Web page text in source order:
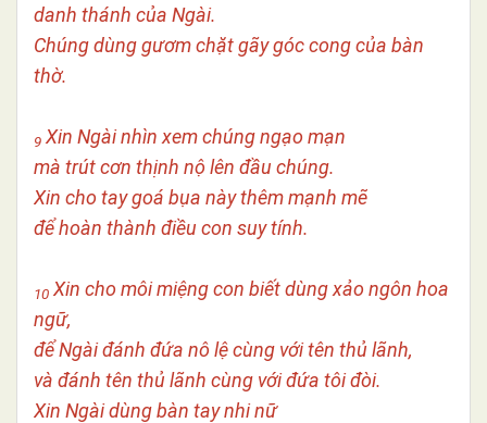
danh thánh của Ngài.
Chúng dùng gươm chặt gãy góc cong của bàn
thờ.
9 Xin Ngài nhìn xem chúng ngạo mạn
mà trút cơn thịnh nộ lên đầu chúng.
Xin cho tay goá bụa này thêm mạnh mẽ
để hoàn thành điều con suy tính.
10 Xin cho môi miệng con biết dùng xảo ngôn hoa
ngữ,
để Ngài đánh đứa nô lệ cùng với tên thủ lãnh,
và đánh tên thủ lãnh cùng với đứa tôi đòi.
Xin Ngài dùng bàn tay nhi nữ